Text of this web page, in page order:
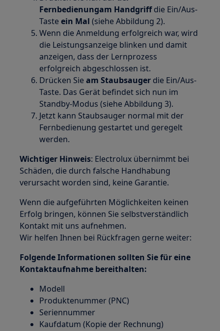
Fernbedienungam Handgriffdie Ein/Aus-
Tasteein Mal (siehe Abbildung 2).
Wenn die Anmeldung erfolgreich war, wird
die Leistungsanzeige blinken und damit
anzeigen, dass der Lernprozess
erfolgreich abgeschlossen ist.
Drücken Sieam Staubsauger die Ein/Aus-
Taste. Das Gerät befindet sich nun im
Standby-Modus (siehe Abbildung 3).
Jetzt kann Staubsauger normal mit der
Fernbedienung gestartet und geregelt
werden.
Wichtiger Hinweis: Electrolux übernimmt bei
Schäden, die durch falsche Handhabung
verursacht worden sind, keine Garantie.
Wenn die aufgeführten Möglichkeiten keinen
Erfolg bringen, können Sie selbstverständlich
Kontakt mit uns aufnehmen.
Wir helfen Ihnen bei Rückfragen gerne weiter:
Folgende Informationen sollten Sie für eine
Kontaktaufnahme bereithalten:
Modell
Produktenummer (PNC)
Seriennummer
Kaufdatum (Kopie der Rechnung)